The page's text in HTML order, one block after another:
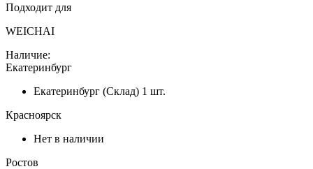
Подходит для
WEICHAI
Наличие:
Екатеринбург
Екатеринбург (Склад) 1 шт.
Красноярск
Нет в наличии
Ростов